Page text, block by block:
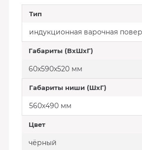
Тип
индукционная варочная
Габариты (ВхШхГ)
60х590x520 мм
Габариты ниши (ШхГ)
560х490 мм
Цвет
чёрный